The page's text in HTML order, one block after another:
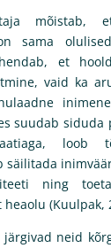
mõistab,
sama
et
vaid ka
suudab siduda
loob
säilitada
ning
(Kuulpak,
neid